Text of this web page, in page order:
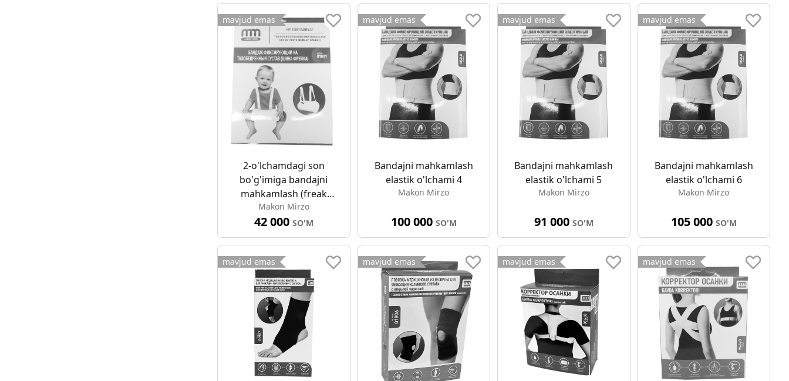
mavjud emas
2-o'lchamdagi son
bo'g'imiga bandajni
mahkamlash (freak
splint) (01901)
Makon Mirzo
42 000 SO'M
mavjud emas
Bandajni mahkamlash
elastik o'lchami 4
Makon Mirzo
100 000 SO'M
mavjud emas
Bandajni mahkamlash
elastik o'lchami 5
Makon Mirzo
91 000 SO'M
mavjud emas
Bandajni mahkamlash
elastik o'lchami 6
Makon Mirzo
105 000 SO'M
mavjud emas mavjud emas mavjud emas mavjud emas